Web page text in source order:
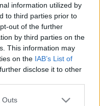
information utilized by
to third parties prior to
out of the further
by third parties on the
This information may
on the IAB’s List of
disclose it to other
one or more Google
Outs
minden levele,
ja, egyes emberek
A Google azt
(akik mindössze a
összes